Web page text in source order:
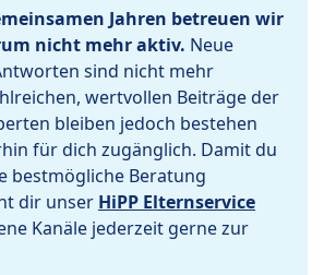
Jahren betreuen wir
nicht mehr aktiv. Neue
sind nicht mehr
wertvollen Beiträge der
bleiben jedoch bestehen
für dich zugänglich. Damit du
bestmögliche Beratung
dir unser HiPP Elternservice
Kanäle jederzeit gerne zur